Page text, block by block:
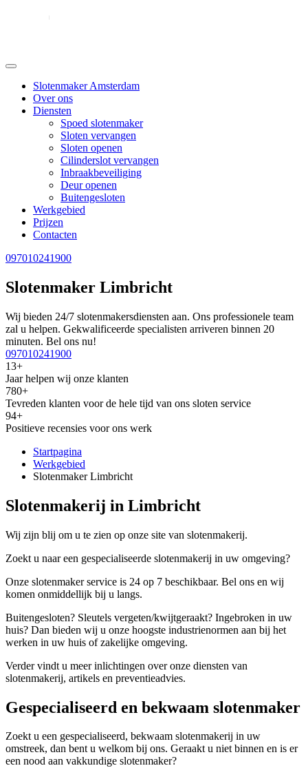
Slotenmaker Amsterdam
Over ons
Diensten
Spoed slotenmaker
Sloten vervangen
Sloten openen
Cilinderslot vervangen
Inbraakbeveiliging
Deur openen
Buitengesloten
Werkgebied
Prijzen
Contacten
097010241900
Slotenmaker Limbricht
Wij bieden 24/7 slotenmakersdiensten aan. Ons professionele team
zal u helpen. Gekwalificeerde specialisten arriveren binnen 20
minuten. Bel ons nu!
097010241900
13+
Jaar helpen wij onze klanten
780+
Tevreden klanten voor de hele tijd van ons sloten service
94+
Positieve recensies voor ons werk
Startpagina
Werkgebied
Slotenmaker Limbricht
Slotenmakerij in Limbricht
Wij zijn blij om u te zien op onze site van slotenmakerij.
Zoekt u naar een gespecialiseerde slotenmakerij in uw omgeving?
Onze slotenmaker service is 24 op 7 beschikbaar. Bel ons en wij
komen onmiddellijk bij u langs.
Buitengesloten? Sleutels vergeten/kwijtgeraakt? Ingebroken in uw
huis? Dan bieden wij u onze hoogste industrienormen aan bij het
werken in uw huis of zakelijke omgeving.
Verder vindt u meer inlichtingen over onze diensten van
slotenmakerij, artikels en preventieadvies.
Gespecialiseerd en bekwaam slotenmaker
Zoekt u een gespecialiseerd, bekwaam slotenmakerij in uw
omstreek, dan bent u welkom bij ons. Geraakt u niet binnen en is er
een nood aan vakkundige slotenmaker?